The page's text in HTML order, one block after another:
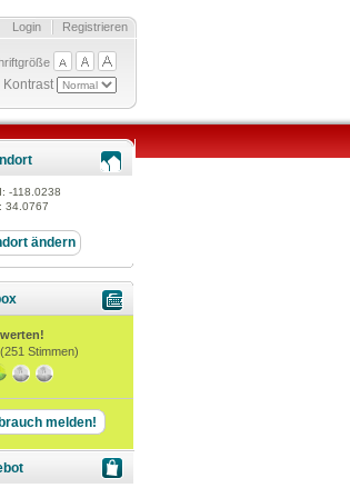
Registrieren
Login
Kontrast
-118.0238
34.0767
251 Stimmen)
melden!